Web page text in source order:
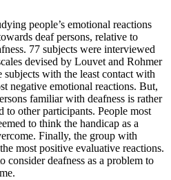
people’s emotional reactions
deaf persons, relative to
77 subjects were interviewed
devised by Louvet and Rohmer
with the least contact with
negative emotional reactions. But,
familiar with deafness is rather
to other participants. People most
to think the handicap as a
Finally, the group with
most positive evaluative reactions.
consider deafness as a problem to